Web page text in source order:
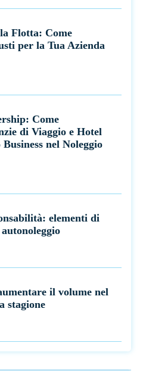
Flotta: Come
per la Tua Azienda
Come
di Viaggio e Hotel
nel Noleggio
elementi di
il volume nel
stagione